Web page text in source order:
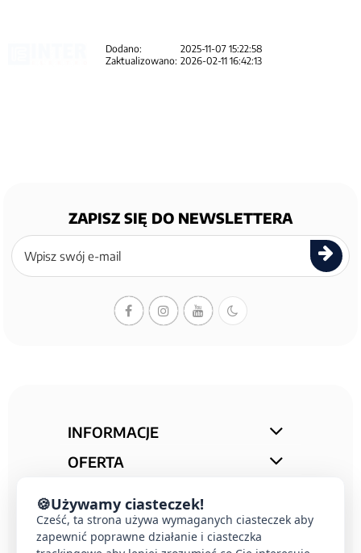
Dodano:
2025-11-07 15:22:58
Zaktualizowano: 2026-02-11 16:42:13
ZAPISZ SIĘ DO NEWSLETTERA
Zapisz
się
newslettera
INFORMACJE
OFERTA
KONTAKT
🍪Używamy ciasteczek!
Cześć, ta strona używa wymaganych ciasteczek aby
zapewnić poprawne działanie i ciasteczka